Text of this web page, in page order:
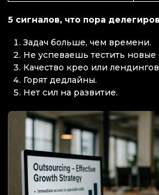
5 сигналов, что пора
Задач больше, чем времени.
Не успеваешь тестить
Качество крео или
Горят дедлайны.
Нет сил на развитие.